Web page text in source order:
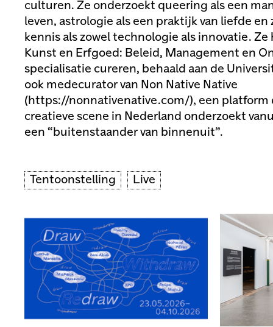
culturen. Ze onderzoekt queering als een
leven, astrologie als een praktijk van liefde
kennis als zowel technologie als innovatie.
Kunst en Erfgoed: Beleid, Management en
specialisatie cureren, behaald aan de
ook medecurator van Non Native Native
(https://nonnativenative.com/), een platform
creatieve scene in Nederland onderzoekt
een “buitenstaander van binnenuit”.
Tentoonstelling Live